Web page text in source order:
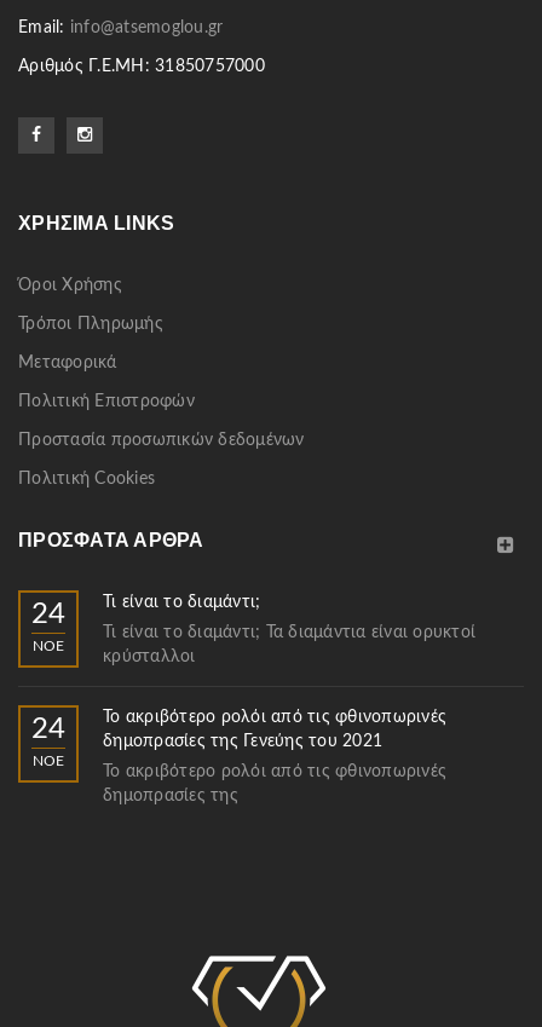
Email: info@atsemoglou.gr
Αριθμός Γ.Ε.ΜΗ: 31850757000
ΧΡΉΣΙΜΑ LINKS
Όροι Χρήσης
Τρόποι Πληρωμής
Μεταφορικά
Πολιτική Επιστροφών
Προστασία προσωπικών δεδομένων
Πολιτική Cookies
ΠΡΌΣΦΑΤΑ ΆΡΘΡΑ
24
ΝΟΈ
Τι είναι το διαμάντι;
Τι είναι το διαμάντι; Τα διαμάντια είναι ορυκτοί
κρύσταλλοι
24
ΝΟΈ
Το ακριβότερο ρολόι από τις φθινοπωρινές
δημοπρασίες της Γενεύης του 2021
Το ακριβότερο ρολόι από τις φθινοπωρινές
δημοπρασίες της